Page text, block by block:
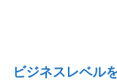
ビジネスレベル